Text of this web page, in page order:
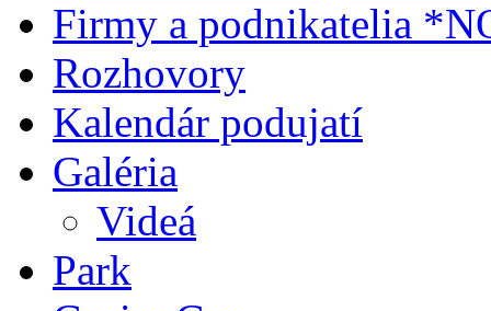
Firmy a podnikatelia
Rozhovory
Kalendár podujatí
Galéria
Videá
Park